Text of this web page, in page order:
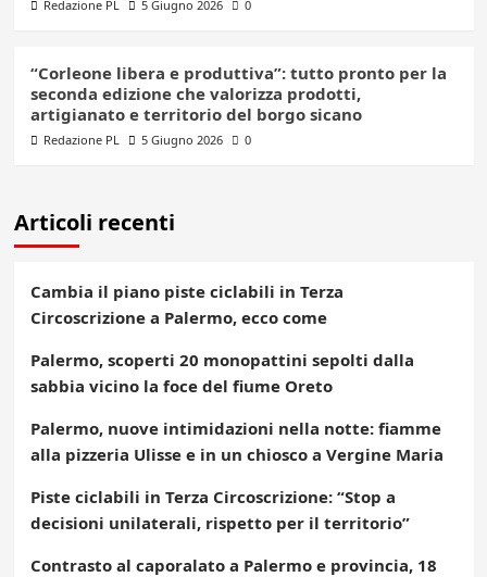
Redazione PL 5 Giugno 2026 0
“Corleone libera e produttiva”: tutto pronto per la
seconda edizione che valorizza prodotti,
artigianato e territorio del borgo sicano
Redazione PL 5 Giugno 2026 0
Articoli recenti
Cambia il piano piste ciclabili in Terza
Circoscrizione a Palermo, ecco come
Palermo, scoperti 20 monopattini sepolti dalla
sabbia vicino la foce del fiume Oreto
Palermo, nuove intimidazioni nella notte: fiamme
alla pizzeria Ulisse e in un chiosco a Vergine Maria
Piste ciclabili in Terza Circoscrizione: “Stop a
decisioni unilaterali, rispetto per il territorio”
Contrasto al caporalato a Palermo e provincia, 18